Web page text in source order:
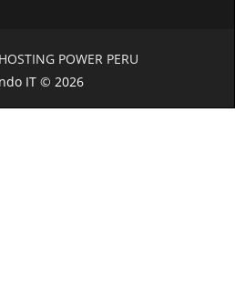
HOSTING POWER PERU
IT © 2026